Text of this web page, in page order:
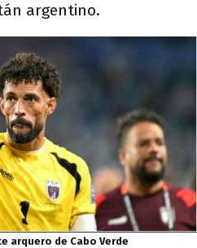
argentino.
arquero de Cabo Verde